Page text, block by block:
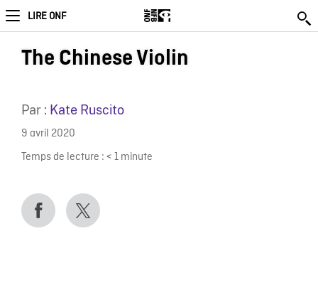
LIRE ONF
The Chinese Violin
Par : Kate Ruscito
9 avril 2020
Temps de lecture : < 1 minute